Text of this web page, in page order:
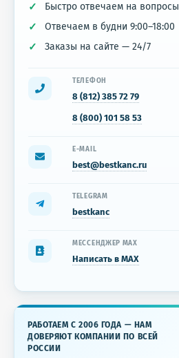
Быстро отвечаем на вопросы
Отвечаем в будни 9:00–18:00
Заказы на сайте — 24/7
ТЕЛЕФОН
8 (812) 385 72 79
8 (800) 101 58 53
E-MAIL
best@bestkanc.ru
TELEGRAM
bestkanc
МЕССЕНДЖЕР MAX
Написать в MAX
РАБОТАЕМ С 2006 ГОДА — НАМ
ДОВЕРЯЮТ КОМПАНИИ ПО ВСЕЙ
РОССИИ